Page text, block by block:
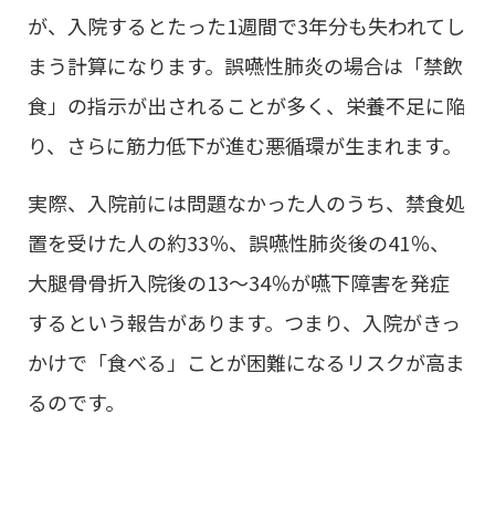
が、入院するとたった1週間で3年分も失われてし
まう計算になります。誤嚥性肺炎の場合は「禁飲
食」の指示が出されることが多く、栄養不足に陥
り、さらに筋力低下が進む悪循環が生まれます。
実際、入院前には問題なかった人のうち、禁食処
置を受けた人の約33％、誤嚥性肺炎後の41％、
大腿骨骨折入院後の13～34％が嚥下障害を発症
するという報告があります。つまり、入院がきっ
かけで「食べる」ことが困難になるリスクが高ま
るのです。